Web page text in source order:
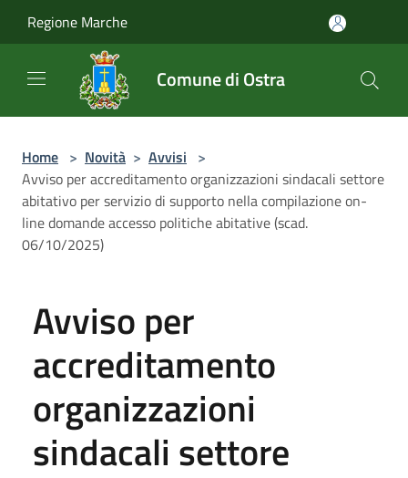
Regione Marche
Comune di Ostra
Home > Novità > Avvisi >
Avviso per accreditamento organizzazioni sindacali settore
abitativo per servizio di supporto nella compilazione on-
line domande accesso politiche abitative (scad.
06/10/2025)
Avviso per
accreditamento
organizzazioni
sindacali settore